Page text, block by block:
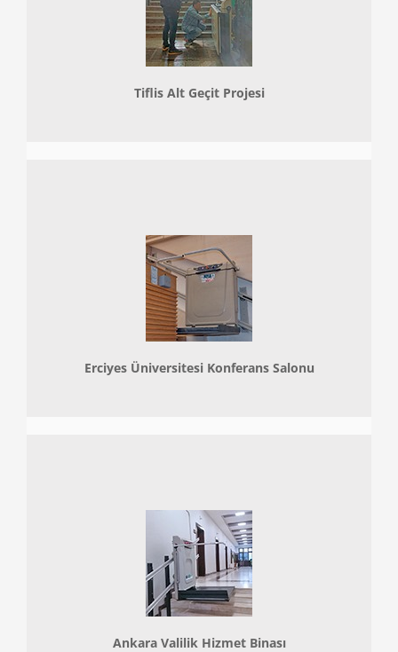
Tiflis Alt Geçit Projesi
Erciyes Üniversitesi Konferans Salonu
Ankara Valilik Hizmet Binası